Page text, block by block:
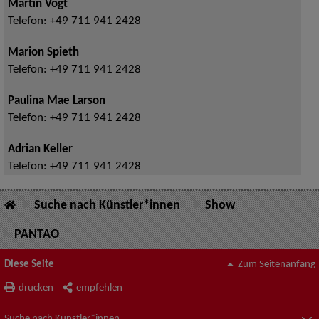
Martin Vogt
Telefon: +49 711 941 2428
Marion Spieth
Telefon: +49 711 941 2428
Paulina Mae Larson
Telefon: +49 711 941 2428
Adrian Keller
Telefon: +49 711 941 2428
Suche nach Künstler*innen Show
PANTAO
Diese Seite
drucken empfehlen
Zum Seitenanfang